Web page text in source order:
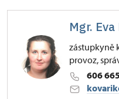
47/, Křivoklát 47
Mgr.
zástupkyně
provoz,
606